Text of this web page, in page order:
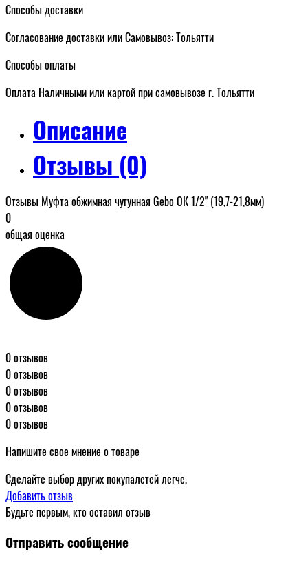
Способы доставки
Согласование доставки или Самовывоз: Тольятти
Способы оплаты
Оплата Наличными или картой при самовывозе г. Тольятти
Описание
Отзывы (0)
Отзывы Муфта обжимная чугунная Gebo ОК 1/2" (19,7-21,8мм)
0
общая оценка
0 отзывов
0 отзывов
0 отзывов
0 отзывов
0 отзывов
Напишите свое мнение о товаре
Сделайте выбор других покупалетей легче.
Добавить отзыв
Будьте первым, кто оставил отзыв
Отправить сообщение